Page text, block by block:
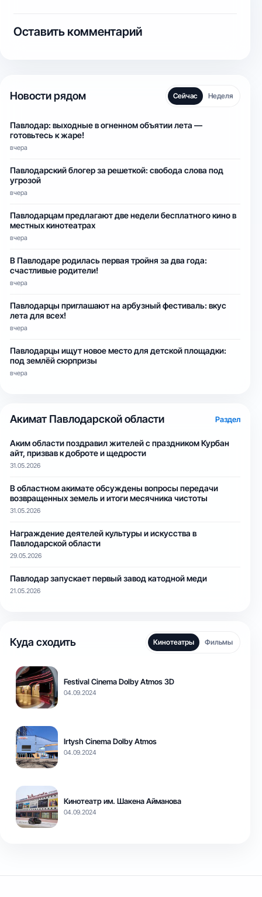
Оставить комментарий
Новости рядом Сейчас Неделя
Павлодар: выходные в огненном объятии лета —
готовьтесь к жаре!
вчера
Павлодарский блогер за решеткой: свобода слова под
угрозой
вчера
Павлодарцам предлагают две недели бесплатного кино в
местных кинотеатрах
вчера
В Павлодаре родилась первая тройня за два года:
счастливые родители!
вчера
Павлодарцы приглашают на арбузный фестиваль: вкус
лета для всех!
вчера
Павлодарцы ищут новое место для детской площадки:
под землёй сюрпризы
вчера
Акимат Павлодарской области Раздел
Аким области поздравил жителей с праздником Курбан
айт, призвав к доброте и щедрости
31.05.2026
В областном акимате обсуждены вопросы передачи
возвращенных земель и итоги месячника чистоты
31.05.2026
Награждение деятелей культуры и искусства в
Павлодарской области
29.05.2026
Павлодар запускает первый завод катодной меди
21.05.2026
Куда сходить Кинотеатры Фильмы
Festival Cinema Dolby Atmos 3D
04.09.2024
Irtysh Cinema Dolby Atmos
04.09.2024
Кинотеатр им. Шакена Айманова
04.09.2024